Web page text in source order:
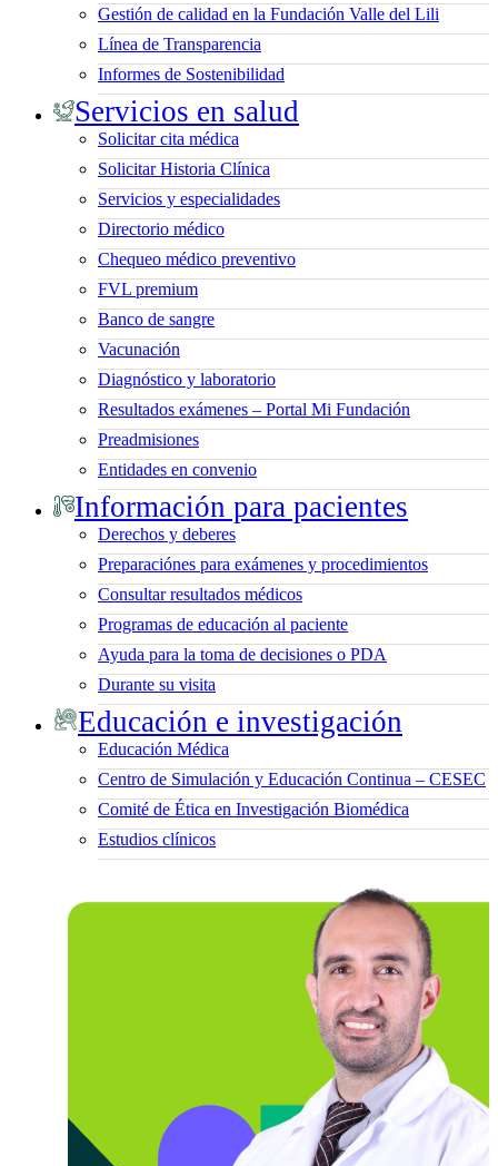
Gestión de calidad en la Fundación Valle del Lili
Línea de Transparencia
Informes de Sostenibilidad
Servicios en salud
Solicitar cita médica
Solicitar Historia Clínica
Servicios y especialidades
Directorio médico
Chequeo médico preventivo
FVL premium
Banco de sangre
Vacunación
Diagnóstico y laboratorio
Resultados exámenes – Portal Mi Fundación
Preadmisiones
Entidades en convenio
Información para pacientes
Derechos y deberes
Preparaciónes para exámenes y procedimientos
Consultar resultados médicos
Programas de educación al paciente
Ayuda para la toma de decisiones o PDA
Durante su visita
Educación e investigación
Educación Médica
Centro de Simulación y Educación Continua – CESEC
Comité de Ética en Investigación Biomédica
Estudios clínicos